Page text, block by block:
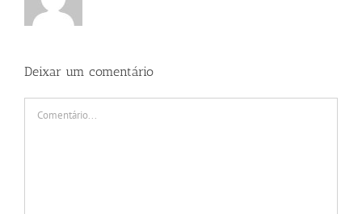
Deixar um comentário